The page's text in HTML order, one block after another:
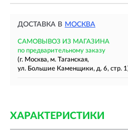
ДОСТАВКА В МОСКВА
САМОВЫВОЗ ИЗ МАГАЗИНА
по предварительному заказу
(г. Москва, м. Таганская,
ул. Большие Каменщики, д. 6, стр.
ХАРАКТЕРИСТИКИ